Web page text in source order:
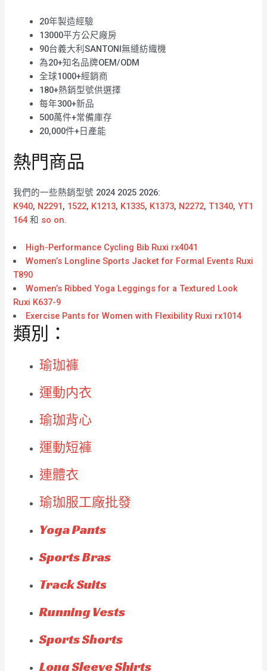
20年製造經驗
13000平方公尺廠房
90台義大利SANTONI無縫紡織機
為20+知名品牌OEM/ODM
全球1000+經銷商
180+熱銷型號供選擇
每年300+新品
500萬件+常備庫存
20,000件+日產能
熱門商品
我們的一些熱銷型號 2024 2025 2026:
K940, N2291, 1522, K1213, K1335, K1373, N2272,T1340,YT1
164 和 so on.
High-Performance Cycling Bib Ruxi rx4041
Women’s Longline Sports Jacket for Formal Events Ruxi
T890
Women’s Ribbed Yoga Leggings for a Textured Look
Ruxi K637-9
Exercise Pants for Women with Flexibility Ruxi rx1014
類別：
瑜珈褲
運動内衣
瑜珈背心
運動短褲
連體衣
瑜珈服工廠批發
Yoga Pants
Sports Bras
Track Suits
Running Vests
Sports Shorts
Long Sleeve Shirts